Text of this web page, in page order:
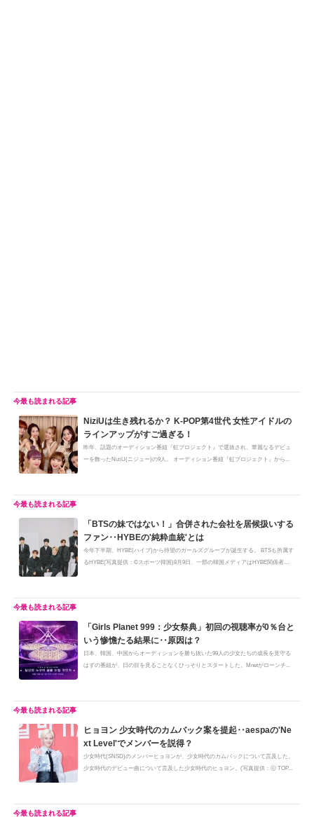
NiziUは生き残れるか？ K-POP第4世代 女性アイドルの
ラインアップがすご過ぎる！
昨年、話題のオーディション番組『虹プロジェクト』で選抜され、華麗なるデビュ
ーを飾ったNiziU(ニジュー)の9人。 オーディション番組『虹プロジェクト』から...
「BTSの妹ではない！」合併された会社を居候扱いする
ファン‥HYBEの'純粋血統'とは
今年下半期、HYBE(ハイブ)から待望のガールズグループが誕生する。 BTSも所属す
るHYBE(写真提供：©スポーツ韓国)8月9日、一部の韓国メディアはHYBE関係者の
「Girls Planet 999：少女祭典」初回の視聴率が0％台と
いう惨憺たる結果に‥原因は？
日本、韓国、中国からオーディションを勝ち抜いた99人の少女たちの成長を見守る
はずの番組が、日の目を見ることなくひっそりとスタートした。Mnetがローンチ...
ヒョヨン 少女時代のカムバック案を提起‥aespaの'Ne
xt Level'でメンバーを説得？
少女時代(SNSD)のメンバーヒョヨンが、少女時代のカムバックについて言及した。
少女時代のデビュー曲について言及した少女時代のヒョヨン。(写真提供：ⓒ TOP...